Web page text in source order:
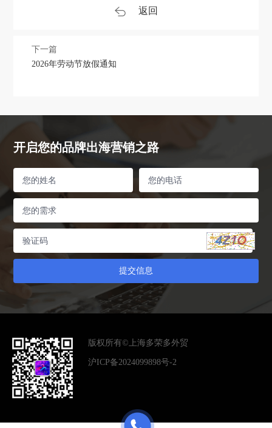
返回
下一篇
2026年劳动节放假通知
开启您的品牌出海营销之路
版权所有©上海多荣多外贸
沪ICP备2024099898号-2